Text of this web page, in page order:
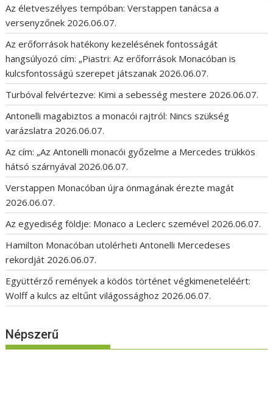
Az életveszélyes tempóban: Verstappen tanácsa a
versenyzőnek 2026.06.07.
Az erőforrások hatékony kezelésének fontosságát
hangsúlyozó cím: „Piastri: Az erőforrások Monacóban is
kulcsfontosságú szerepet játszanak 2026.06.07.
Turbóval felvértezve: Kimi a sebesség mestere 2026.06.07.
Antonelli magabiztos a monacói rajtról: Nincs szükség
varázslatra 2026.06.07.
Az cím: „Az Antonelli monacói győzelme a Mercedes trükkös
hátsó szárnyával 2026.06.07.
Verstappen Monacóban újra önmagának érezte magát
2026.06.07.
Az egyediség földje: Monaco a Leclerc szemével 2026.06.07.
Hamilton Monacóban utolérheti Antonelli Mercedeses
rekordját 2026.06.07.
Együttérző remények a ködös történet végkimeneteléért:
Wolff a kulcs az eltűnt világossághoz 2026.06.07.
Népszerű